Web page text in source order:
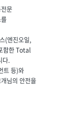
문
(엔진오일,
함한 Total
다.
트 등)와
님의 안전을